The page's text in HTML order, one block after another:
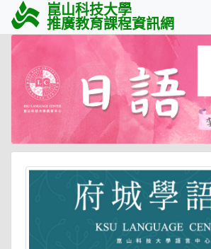
崑山科技大學
推廣教育課程資訊網